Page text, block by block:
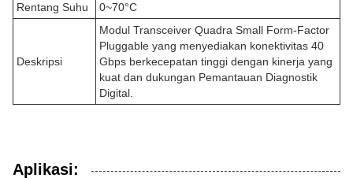
Rentang Suhu 0~70°C
Deskripsi
Modul Transceiver Quadra Small Form-Factor
Pluggable yang menyediakan konektivitas 40
Gbps berkecepatan tinggi dengan kinerja yang
kuat dan dukungan Pemantauan Diagnostik
Digital.
Aplikasi: